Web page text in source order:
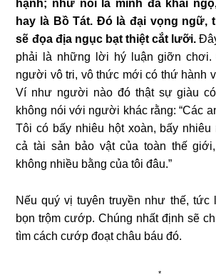
hạnh; như nói là mình đã khai
hay là Bồ Tát. Đó là đại vọng ngữ,
sẽ đọa địa ngục bạt thiệt cắt lưỡi.
phải là những lời hý luận giỡn chơi.
người vô tri, vô thức mới có thứ hành
Ví như người nào đó thật sự giàu
không nói với người khác rằng: “Các
Tôi có bấy nhiêu hột xoàn, bấy nhiêu
cả tài sản bảo vật của toàn thế
không nhiều bằng của tôi đâu.”
Nếu quý vị tuyên truyền như thế, tức
bọn trộm cướp. Chúng nhất định sẽ
tìm cách cướp đoạt châu báu đó.
*